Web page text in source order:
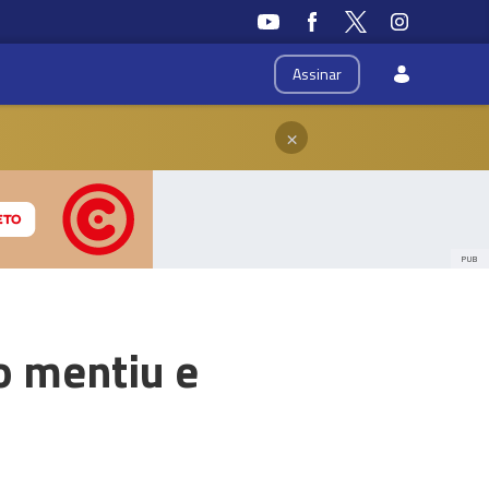
Assinar
×
PUB
mentiu e